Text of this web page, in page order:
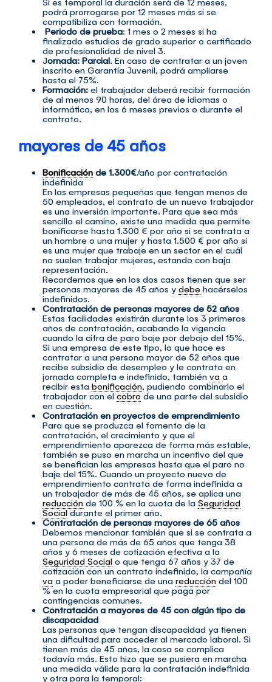
podrá prorrogarse por 12 meses más si se
compatibiliza con formación.
Periodo de prueba: 1 mes o 2 meses si ha
finalizado estudios de grado superior o certificado
de profesionalidad de nivel 3.
Jornada: Parcial . En caso de contratar a un joven
inscrito en Garantía Juvenil, podrá ampliarse
hasta el 75%.
Formación: el trabajador deberá recibir formación
de al menos 90 horas, del área de idiomas o
informática, en los 6 meses previos o durante el
contrato.
mayores de 45 años
Bonificación de 1.300€/año por contratación
indefinida
En las empresas pequeñas que tengan menos de
50 empleados, el contrato de un nuevo trabajador
es una inversión importante. Para que sea más
sencillo el camino, existe una medida que permite
bonificarse hasta 1.300 € por año si se contrata a
un hombre o una mujer y hasta 1.500 € por año si
es una mujer que trabaje en un sector en el cuál
no suelen trabajar mujeres, estando con baja
representación.
Recordemos que en los dos casos tienen que ser
personas mayores de 45 años y debe hacérselos
indefinidos.
Contratación de personas mayores de 52 años
Estas facilidades existirán durante los 3 primeros
años de contratación, acabando la vigencia
cuando la cifra de paro baje por debajo del 15%.
Si una empresa de este tipo, lo que hace es
contratar a una persona mayor de 52 años que
recibe subsidio de desempleo y le contrata en
jornada completa e indefinido, también va a
recibir esta bonificación, pudiendo combinarlo el
trabajador con elcobrode una parte del subsidio
en cuestión.
Contratación en proyectos de emprendimiento
Para que se produzca el fomento de la
contratación, el crecimiento y que el
emprendimiento aparezca de forma más estable,
también se puso en marcha un incentivo del que
se benefician las empresas hasta que el paro no
baje del 15%. Cuando un proyecto nuevo de
emprendimiento contrata de forma indefinida a
un trabajador de más de 45 años, se aplica una
reducción de 100 % en la cuota de la Seguridad
Socialdurante el primer año.
Contratación de personas mayores de 65 años
Debemos mencionar también que si se contrata a
una persona de más de 65 años que tenga 38
años y 6 meses de cotización efectiva a la
Seguridad Social o que tenga 67 años y 37 de
cotización con un contrato indefinido, la compañía
va a poder beneficiarse de una reducción del 100
% en la cuota empresarial que paga por
contingencias comunes.
Contratación a mayores de 45 con algún tipo de
discapacidad
Las personas que tengan discapacidad ya tienen
una dificultad para acceder al mercado laboral. Si
tienen más de 45 años, la cosa se complica
todavía más. Esto hizo que se pusiera en marcha
una medida válida para la contratación indefinida
y otra para la temporal: